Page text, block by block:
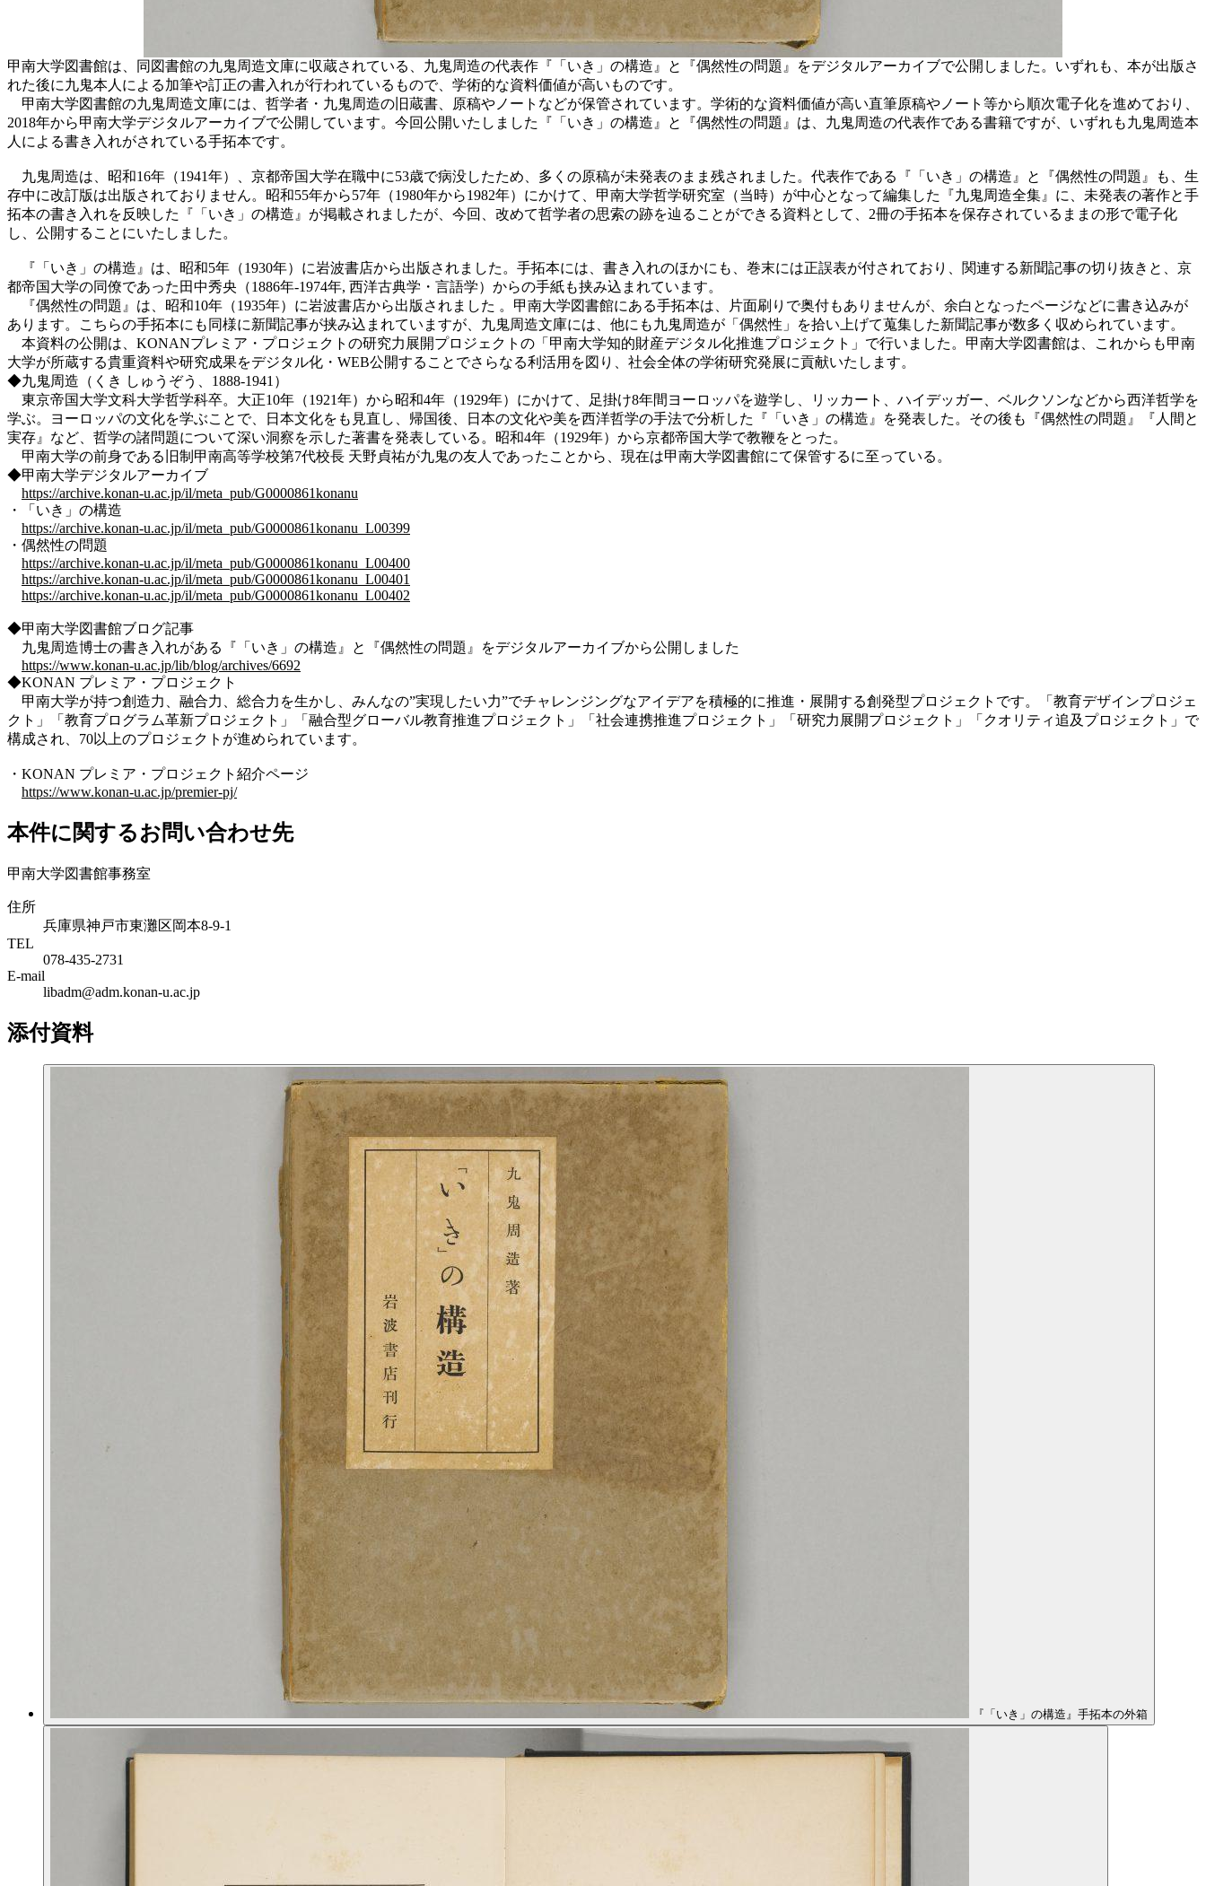
甲南大学図書館は、同図書館の九鬼周造文庫に収蔵されている、九鬼周造の代表作『「いき」の構造』と『偶然性の問題』をデジタルアーカイブで公開しました。いずれも、本が出版さ
れた後に九鬼本人による加筆や訂正の書入れが行われているもので、学術的な資料価値が高いものです。
甲南大学図書館の九鬼周造文庫には、哲学者・九鬼周造の旧蔵書、原稿やノートなどが保管されています。学術的な資料価値が高い直筆原稿やノート等から順次電子化を進めており、
2018年から甲南大学デジタルアーカイブで公開しています。今回公開いたしました『「いき」の構造』と『偶然性の問題』は、九鬼周造の代表作である書籍ですが、いずれも九鬼周造本
人による書き入れがされている手拓本です。
九鬼周造は、昭和16年（1941年）、京都帝国大学在職中に53歳で病没したため、多くの原稿が未発表のまま残されました。代表作である『「いき」の構造』と『偶然性の問題』も、生
存中に改訂版は出版されておりません。昭和55年から57年（1980年から1982年）にかけて、甲南大学哲学研究室（当時）が中心となって編集した『九鬼周造全集』に、未発表の著作と手
拓本の書き入れを反映した『「いき」の構造』が掲載されましたが、今回、改めて哲学者の思索の跡を辿ることができる資料として、2冊の手拓本を保存されているままの形で電子化
し、公開することにいたしました。
『「いき」の構造』は、昭和5年（1930年）に岩波書店から出版されました。手拓本には、書き入れのほかにも、巻末には正誤表が付されており、関連する新聞記事の切り抜きと、京
都帝国大学の同僚であった田中秀央（1886年-1974年, 西洋古典学・言語学）からの手紙も挟み込まれています。
『偶然性の問題』は、昭和10年（1935年）に岩波書店から出版されました 。甲南大学図書館にある手拓本は、片面刷りで奥付もありませんが、余白となったページなどに書き込みが
あります。こちらの手拓本にも同様に新聞記事が挟み込まれていますが、九鬼周造文庫には、他にも九鬼周造が「偶然性」を拾い上げて蒐集した新聞記事が数多く収められています。
本資料の公開は、KONANプレミア・プロジェクトの研究力展開プロジェクトの「甲南大学知的財産デジタル化推進プロジェクト」で行いました。 甲南大学図書館は、これからも甲南
大学が所蔵する貴重資料や研究成果をデジタル化・WEB公開することでさらなる利活用を図り、社会全体の学術研究発展に貢献いたします。
◆九鬼周造（くき しゅうぞう、1888-1941）
東京帝国大学文科大学哲学科卒。大正10年（1921年）から昭和4年（1929年）にかけて、足掛け8年間ヨーロッパを遊学し、リッカート、 ハイデッガー 、ベルクソンなどから西洋哲学を
学ぶ。ヨーロッパの文化を学ぶことで、日本文化をも見直し、帰国後、日本の文化や美を西洋哲学の手法で分析した『「いき」の構造』を発表した。その後も『偶然性の問題』『人間と
実存』など、哲学の諸問題について深い洞察を示した著書を発表している。 昭和4年（1929年）から京都帝国大学で教鞭をとった。
甲南大学の前身である旧制甲南高等学校第7代校長 天野貞祐が九鬼の友人であったことから、現在は甲南大学図書館にて保管するに至っている。
◆甲南大学デジタルアーカイブ
https://archive.konan-u.ac.jp/il/meta_pub/G0000861konanu
・「いき」の構造
https://archive.konan-u.ac.jp/il/meta_pub/G0000861konanu_L00399
・偶然性の問題
https://archive.konan-u.ac.jp/il/meta_pub/G0000861konanu_L00400
https://archive.konan-u.ac.jp/il/meta_pub/G0000861konanu_L00401
https://archive.konan-u.ac.jp/il/meta_pub/G0000861konanu_L00402
◆甲南大学図書館ブログ記事
九鬼周造博士の書き入れがある『「いき」の構造』と『偶然性の問題』をデジタルアーカイブから公開しました
https://www.konan-u.ac.jp/lib/blog/archives/6692
◆KONAN プレミア・プロジェクト
甲南大学が持つ創造力、融合力、総合力を生かし、みんなの”実現したい力”でチャレンジングなアイデアを積極的に推進・展開する創発型プロジェクトです。「教育デザインプロジェ
クト」「教育プログラム革新プロジェクト」「融合型グローバル教育推進プロジェクト」「社会連携推進プロジェクト」「研究力展開プロジェクト」「クオリティ追及プロジェクト」で
構成され、70以上のプロジェクトが進められています。
・KONAN プレミア・プロジェクト紹介ページ
https://www.konan-u.ac.jp/premier-pj/
本件に関するお問い合わせ先
甲南大学図書館事務室
住所
兵庫県神戸市東灘区岡本8-9-1
TEL
078-435-2731
E-mail
libadm@adm.konan-u.ac.jp
添付資料
『「いき」の構造』手拓本の外箱